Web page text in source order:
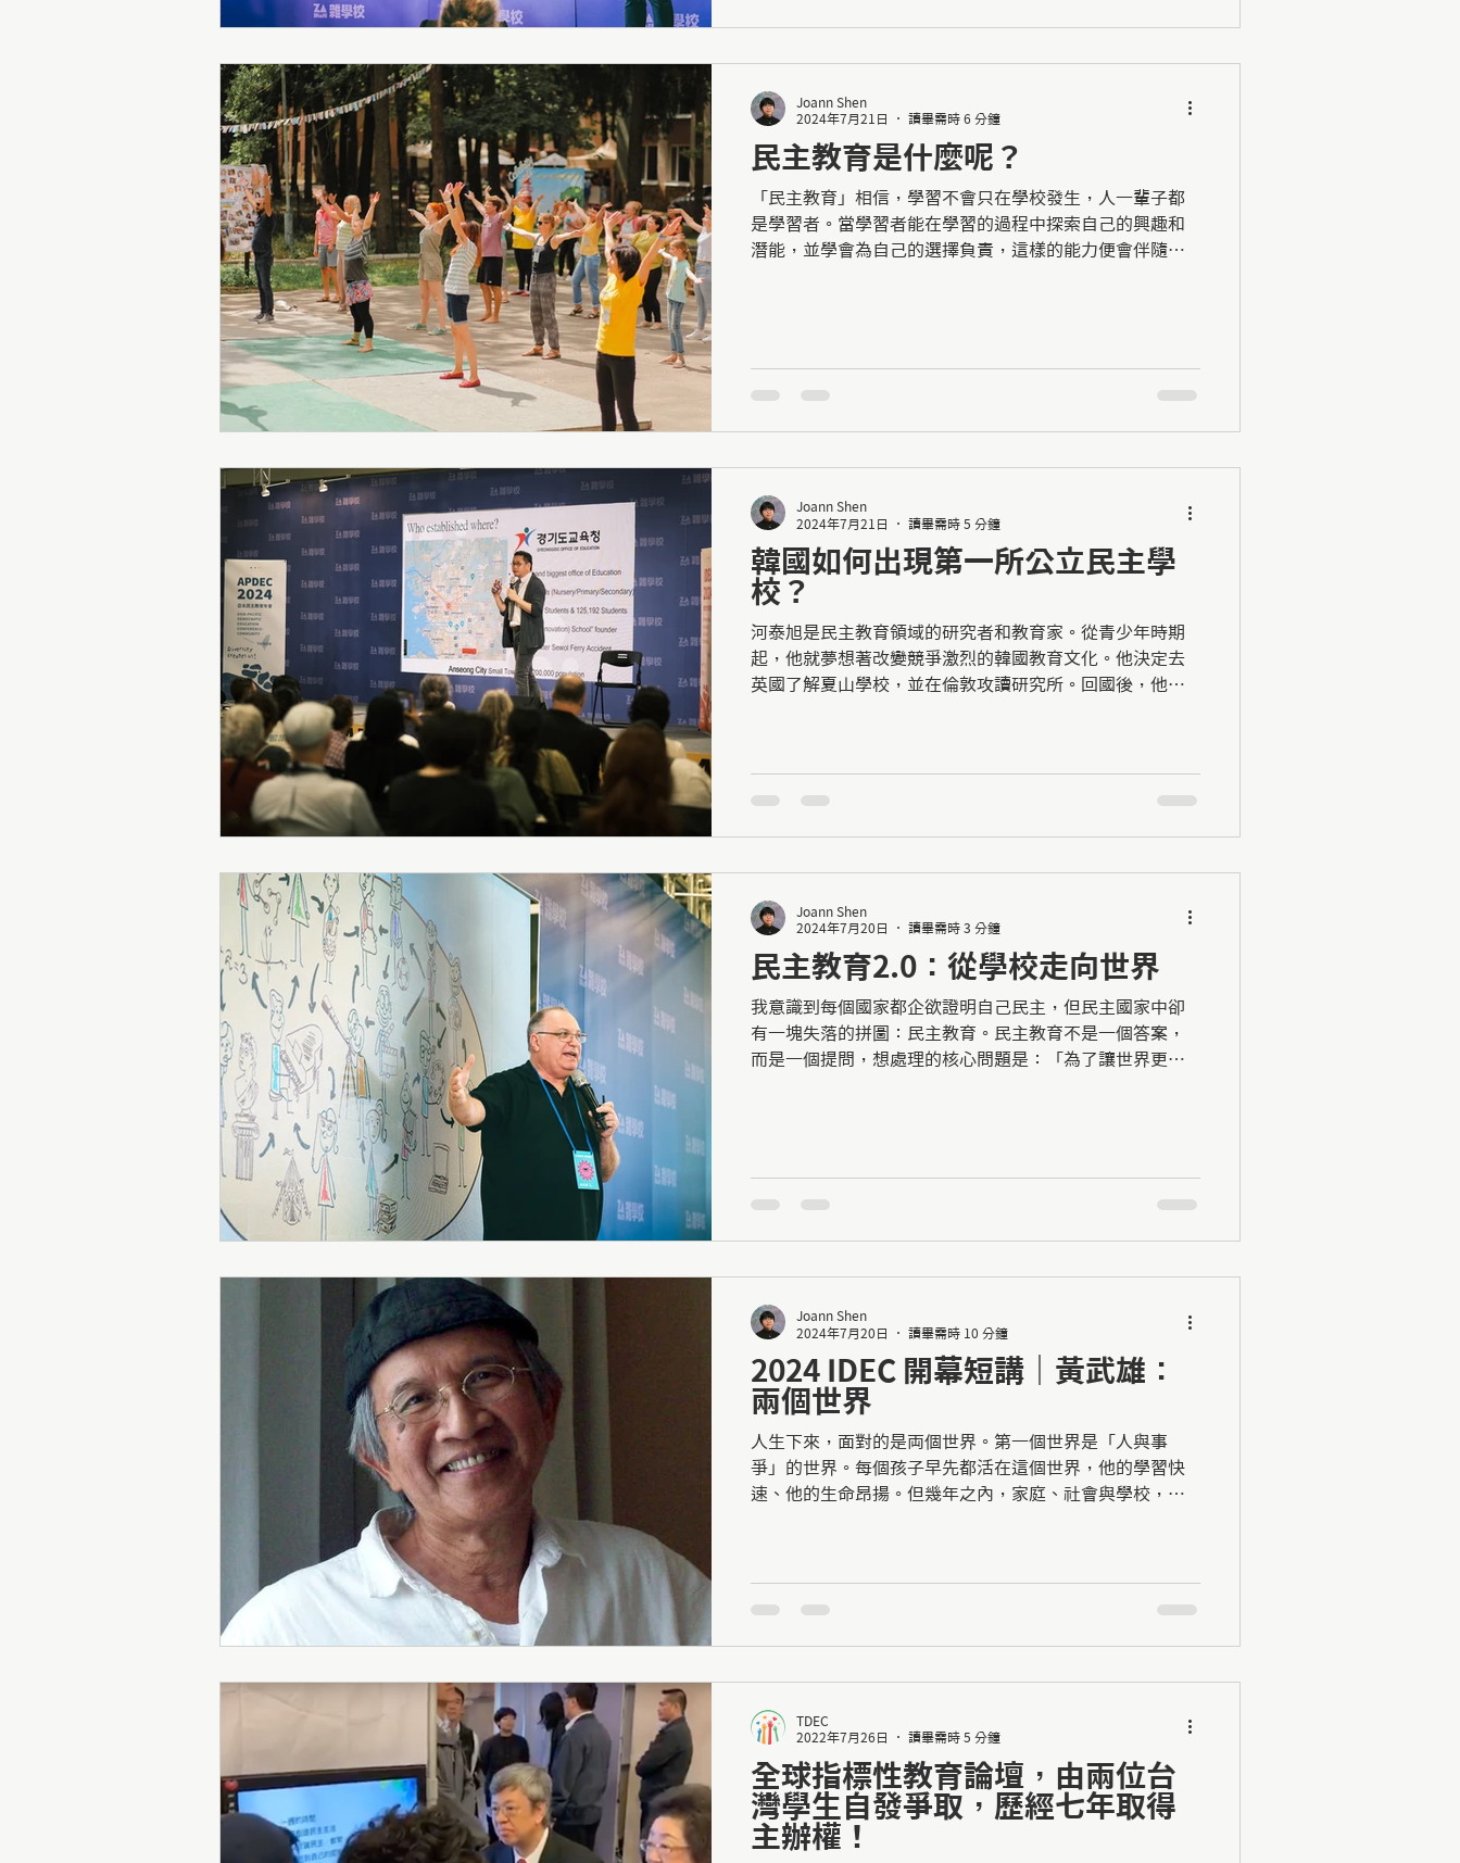
民主教育是什麼呢？
「民主教育」相信，學習不會只在學校發生，人一輩子都
是學習者。當學習者能在學習的過程中探索自己的興趣和
潛能，並學會為自己的選擇負責，這樣的能力便會伴隨他
Joann Shen
2024年7月21日
讀畢需時 6 分鐘
韓國如何出現第一所公立民主學
校？
河泰旭是民主教育領域的研究者和教育家。從青少年時期
起，他就夢想著改變競爭激烈的韓國教育文化。他決定去
英國了解夏山學校，並在倫敦攻讀研究所。回國後，他開
Joann Shen
2024年7月21日
讀畢需時 5 分鐘
民主教育2.0：從學校走向世界
我意識到每個國家都企欲證明自己民主，但民主國家中卻
有一塊失落的拼圖：民主教育。民主教育不是一個答案，
而是一個提問，想處理的核心問題是：「為了讓世界更適
Joann Shen
2024年7月20日
讀畢需時 3 分鐘
2024 IDEC 開幕短講｜黃武雄：
兩個世界
人生下來，面對的是両個世界。第一個世界是「人與事
爭」的世界。每個孩子早先都活在這個世界，他的學習快
速、他的生命昂揚。但幾年之內，家庭、社會與學校，便
Joann Shen
2024年7月20日
讀畢需時 10 分鐘
全球指標性教育論壇，由兩位台
灣學生自發爭取，歷經七年取得
主辦權！
TDEC
2022年7月26日
讀畢需時 5 分鐘